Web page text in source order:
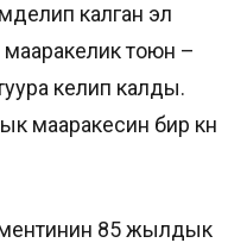
калган эл
тоюн –
келип калды.
мааракесин бир күн
85 жылдык